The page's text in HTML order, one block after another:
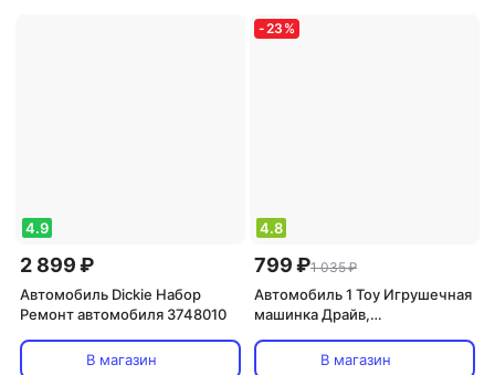
4.9
2 899 ₽
Автомобиль Dickie Набор
Ремонт автомобиля 3748010
В магазин
-23 %
4.8
799 ₽1 035 ₽
Автомобиль 1 Toy Игрушечная
машинка Драйв,
инерционные, 10 шт Т21563
В магазин